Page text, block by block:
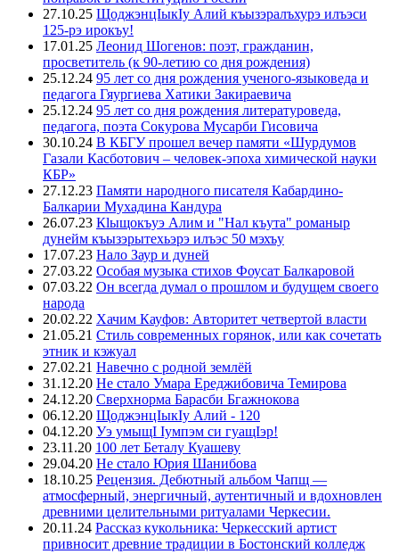
27.10.25 ЩоджэнцIыкIу Алий къызэралъхурэ илъэси
125-рэ ирокъу!
17.01.25 Леонид Шогенов: поэт, гражданин,
просветитель (к 90-летию со дня рождения)
25.12.24 95 лет со дня рождения ученого-языковеда и
педагога Гяургиева Хатики Закираевича
25.12.24 95 лет со дня рождения литературоведа,
педагога, поэта Сокурова Мусарби Гисовича
30.10.24 В КБГУ прошел вечер памяти «Шурдумов
Газали Касботович – человек-эпоха химической науки
КБР»
27.12.23 Памяти народного писателя Кабардино-
Балкарии Мухадина Кандура
26.07.23 Кlыщокъуэ Алим и "Нал къута" романыр
дунейм къызэрытехьэрэ илъэс 50 мэхъу
17.07.23 Нало Заур и дуней
27.03.22 Особая музыка стихов Фоусат Балкаровой
07.03.22 Он всегда думал о прошлом и будущем своего
народа
20.02.22 Хачим Кауфов: Авторитет четвертой власти
21.05.21 Стиль современных горянок, или как сочетать
этник и кэжуал
27.02.21 Навечно с родной землёй
31.12.20 Не стало Умара Ереджибовича Темирова
24.12.20 Сверхнорма Барасби Бгажнокова
06.12.20 ЩоджэнцIыкIу Алий - 120
04.12.20 Уэ умыщI Iумпэм си гуащIэр!
23.11.20 100 лет Беталу Куашеву
29.04.20 Не стало Юрия Шанибова
18.10.25 Рецензия. Дебютный альбом Чапщ —
атмосферный, энергичный, аутентичный и вдохновлен
древними целительными ритуалами Черкесии.
20.11.24 Рассказ кукольника: Черкесский артист
привносит древние традиции в Бостонский колледж